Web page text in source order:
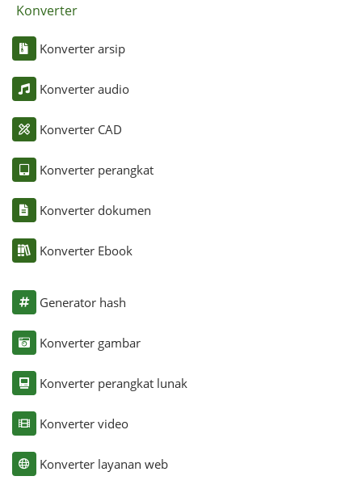
Konverter
Konverter arsip
Konverter audio
Konverter CAD
Konverter perangkat
Konverter dokumen
Konverter Ebook
Generator hash
Konverter gambar
Konverter perangkat lunak
Konverter video
Konverter layanan web